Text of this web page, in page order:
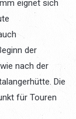
eignet sich
der
nach der
Die
für Touren